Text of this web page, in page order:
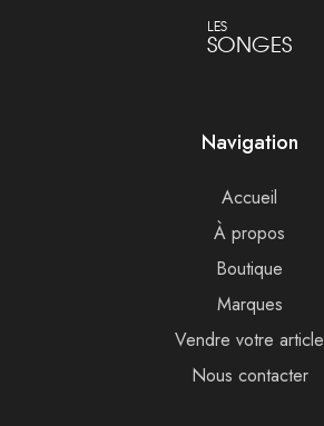
SONGES
LES
Navigation
Accueil
À propos
Boutique
Marques
Vendre votre article
Nous contacter